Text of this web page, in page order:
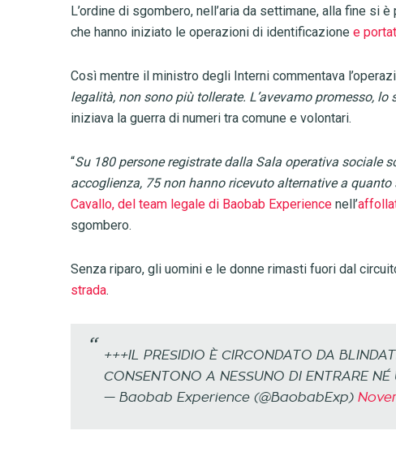
L’ordine di sgombero, nell’aria da settimane, alla fine si
che hanno iniziato le operazioni di identificazione e
Così mentre il ministro degli Interni commentava
legalità, non sono più tollerate. L’avevamo promesso,
iniziava la guerra di numeri tra comune e volontari.
“Su 180 persone registrate dalla Sala operativa sociale
accoglienza, 75 non hanno ricevuto alternative a
Cavallo, del team legale di Baobab Experience nell’
sgombero.
Senza riparo, gli uomini e le donne rimasti fuori dal
strada.
+++IL PRESIDIO È CIRCONDATO DA
CONSENTONO A NESSUNO DI ENTRARE NÉ
— Baobab Experience (@BaobabExp)